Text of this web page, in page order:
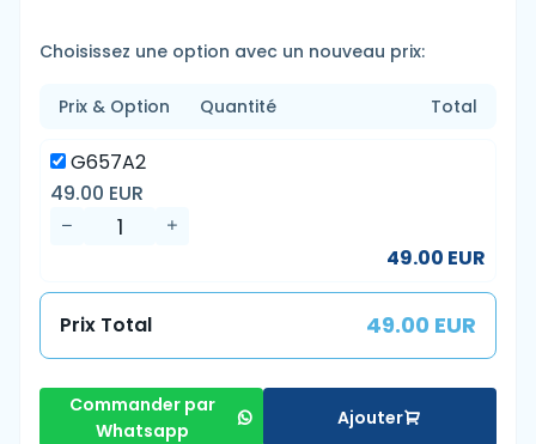
Choisissez une option avec un nouveau prix:
Prix & Option Quantité Total
G657A2
49.00 EUR
49.00 EUR
Prix Total 49.00 EUR
Commander par
Whatsapp
Ajouter